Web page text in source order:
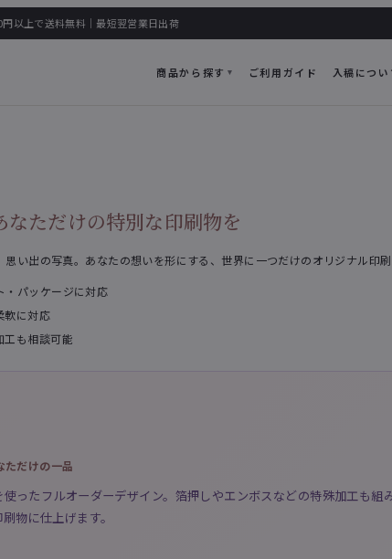
以上で送料無料｜最短翌営業日出荷
商品から探す ご利用ガイド 入稿につい
なただけの特別な印刷物を
い出の写真。あなたの想いを形にする、世界に一つだけのオリジナル印刷
・パッケージに対応
軟に対応
工も相談可能
ただけの一品
ったフルオーダーデザイン。箔押しやエンボスなどの特殊加工も組
物に仕上げます。